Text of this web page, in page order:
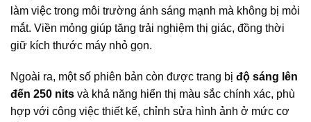
làm việc trong môi trường ánh sáng mạnh mà không bị mỏi
mắt. Viền mỏng giúp tăng trải nghiệm thị giác, đồng thời
giữ kích thước máy nhỏ gọn.
Ngoài ra, một số phiên bản còn được trang bị độ sáng lên
đến 250 nits và khả năng hiển thị màu sắc chính xác, phù
hợp với công việc thiết kế, chỉnh sửa hình ảnh ở mức cơ